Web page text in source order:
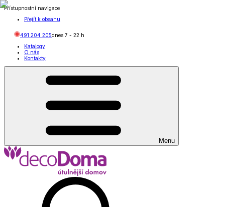
Přístupnostní navigace
Přejít k obsahu
491 204 205dnes 7 - 22 h
Katalogy
O nás
Kontakty
Menu